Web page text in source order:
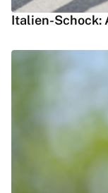
Italien-Schock: